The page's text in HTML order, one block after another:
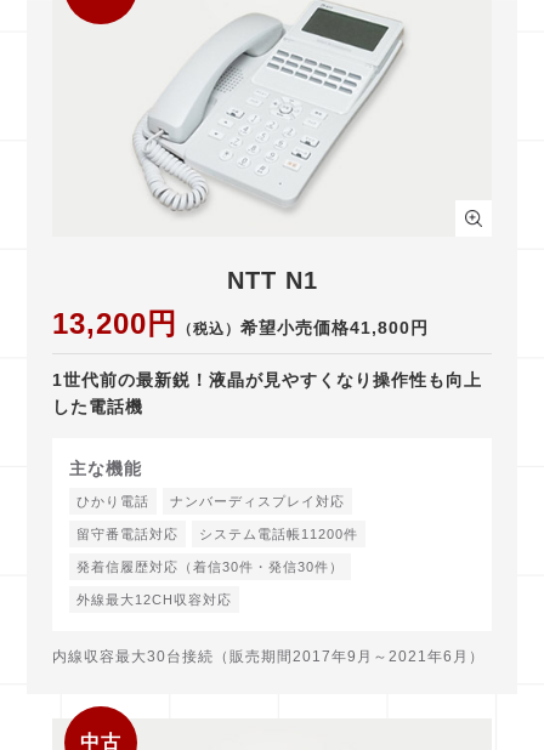
NTT N1
13,200円 （税込） 希望小売価格41,800円
1世代前の最新鋭！液晶が見やすくなり操作性も向上
した電話機
主な機能
ひかり電話 ナンバーディスプレイ対応
留守番電話対応 システム電話帳11200件
発着信履歴対応（着信30件・発信30件）
外線最大12CH収容対応
内線収容最大30台接続（販売期間2017年9月～2021年6月）
中古